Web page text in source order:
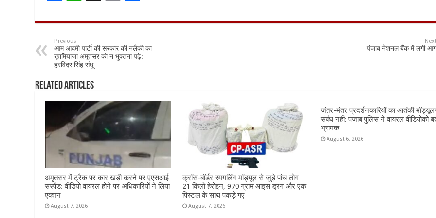
e
b
o
o
k
at
sA
p
p
ai
l
ar
e
Previous
आम आदमी पार्टी की सरकार की नलैकी का
ख़ामियाजा अमृतसर को न भुक्तना पढ़े:
हरविंदर सिंह संधू
Next
पंजाब नेशनल बैंक में लगी आग
Related Articles
अमृतसर में ट्रैक पर कार खड़ी करने पर एएसआई
सस्पेंड: वीडियो वायरल होने पर अधिकारियों ने लिया
एक्शन
August 7, 2026
क्रॉस-बॉर्डर स्मगलिंग मॉड्यूल से जुड़े पांच लोग
21 किलो हेरोइन, 970 ग्राम आइस ड्रग और एक
पिस्टल के साथ पकड़े गए
August 7, 2026
जंतर-मंतर प्रदर्शनकारियों का आतंकी
संबंध नहीं: पंजाब पुलिस ने वायरल वीडियोको
भ्रामक
August 6, 2026